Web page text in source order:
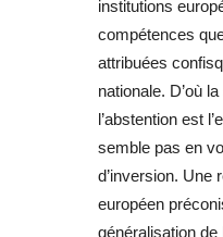
institutions
compétences
attribuées
nationale. D’où
l’abstention est
semble pas en
d’inversion. Une
européen
généralisation de